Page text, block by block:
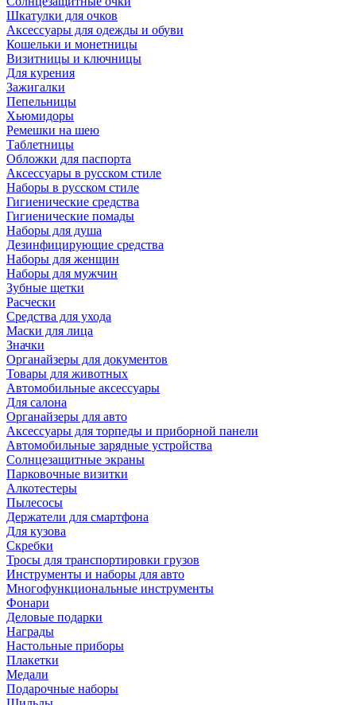
Шкатулки для очков
Аксессуары для одежды и обуви
Кошельки и монетницы
Визитницы и ключницы
Для курения
Зажигалки
Пепельницы
Хьюмидоры
Ремешки на шею
Таблетницы
Обложки для паспорта
Аксессуары в русском стиле
Наборы в русском стиле
Гигиенические средства
Гигиенические помады
Наборы для душа
Дезинфицирующие средства
Наборы для женщин
Наборы для мужчин
Зубные щетки
Расчески
Средства для ухода
Маски для лица
Значки
Органайзеры для документов
Товары для животных
Автомобильные аксессуары
Для салона
Органайзеры для авто
Аксессуары для торпеды и приборной панели
Автомобильные зарядные устройства
Солнцезащитные экраны
Парковочные визитки
Алкотестеры
Пылесосы
Держатели для смартфона
Для кузова
Скребки
Тросы для транспортировки грузов
Инструменты и наборы для авто
Многофункциональные инструменты
Фонари
Деловые подарки
Награды
Настольные приборы
Плакетки
Медали
Подарочные наборы